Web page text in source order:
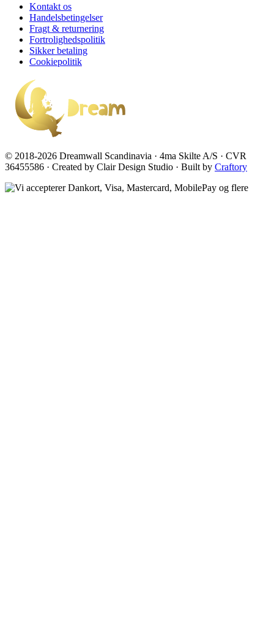
Kontakt os
Handelsbetingelser
Fragt & returnering
Fortrolighedspolitik
Sikker betaling
Cookiepolitik
© 2018-2026 Dreamwall Scandinavia · 4ma Skilte A/S · CVR
36455586 · Created by Clair Design Studio · Built by Craftory